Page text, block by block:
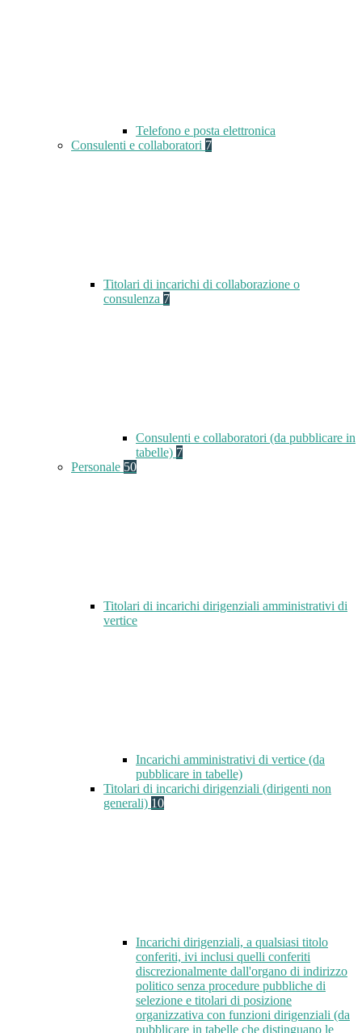
Telefono e posta elettronica
Consulenti e collaboratori 7
Titolari di incarichi di collaborazione o
consulenza 7
Consulenti e collaboratori (da pubblicare in
tabelle) 7
Personale 50
Titolari di incarichi dirigenziali amministrativi di
vertice
Incarichi amministrativi di vertice (da
pubblicare in tabelle)
Titolari di incarichi dirigenziali (dirigenti non
generali) 10
Incarichi dirigenziali, a qualsiasi titolo
conferiti, ivi inclusi quelli conferiti
discrezionalmente dall'organo di indirizzo
politico senza procedure pubbliche di
selezione e titolari di posizione
organizzativa con funzioni dirigenziali (da
pubblicare in tabelle che distinguano le